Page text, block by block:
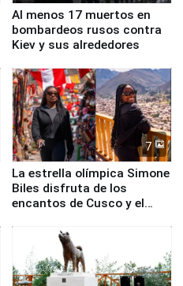
Al menos 17 muertos en
bombardeos rusos contra
Kiev y sus alrededores
7
La estrella olímpica Simone
Biles disfruta de los
encantos de Cusco y el